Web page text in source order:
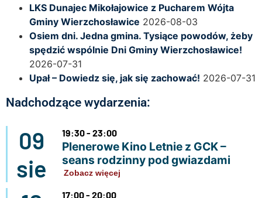
LKS Dunajec Mikołajowice z Pucharem Wójta
Gminy Wierzchosławice 2026-08-03
Osiem dni. Jedna gmina. Tysiące powodów, żeby
spędzić wspólnie Dni Gminy Wierzchosławice!
2026-07-31
Upał – Dowiedz się, jak się zachować! 2026-07-31
Nadchodzące wydarzenia:
09
sie
19:30 - 23:00
Plenerowe Kino Letnie z GCK –
seans rodzinny pod gwiazdami
Zobacz więcej
17:00 - 20:00